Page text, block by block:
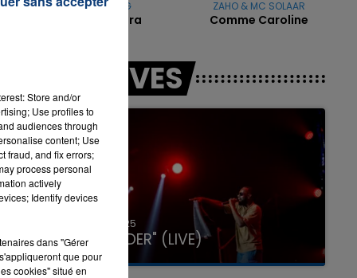
LA TEAM DU WEEK-END
KAROL G
Matadora
ZAHO & MC SOLAAR
Comme Caroline
LES LIVES
31 janvier 2025
GIMS "SPIDER" (LIVE)
Store and/or
Use profiles to
audiences through
content; Use
fraud, and fix errors;
process personal
actively
Identify devices
dans "Gérer
que pour
cookies" situé en